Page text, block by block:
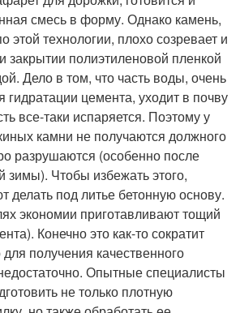
смесь в форму. Однако камень,
этой технологии, плохо созревает и
закрытии полиэтиленовой пленкой
Дело в том, что часть воды, очень
гидратации цемента, уходит в почву
все-таки испаряется. Поэтому у
камни не получаются должного
разрушаются (особенно после
зимы). Чтобы избежать этого,
делать под литье бетонную основу.
экономии приготавливают тощий
Конечно это как-то сократит
получения качественного
Опытные специалисты
не только плотную